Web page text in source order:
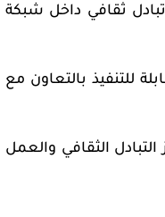
ثقافي داخل شبكة
للتنفيذ بالتعاون مع
الثقافي والعمل